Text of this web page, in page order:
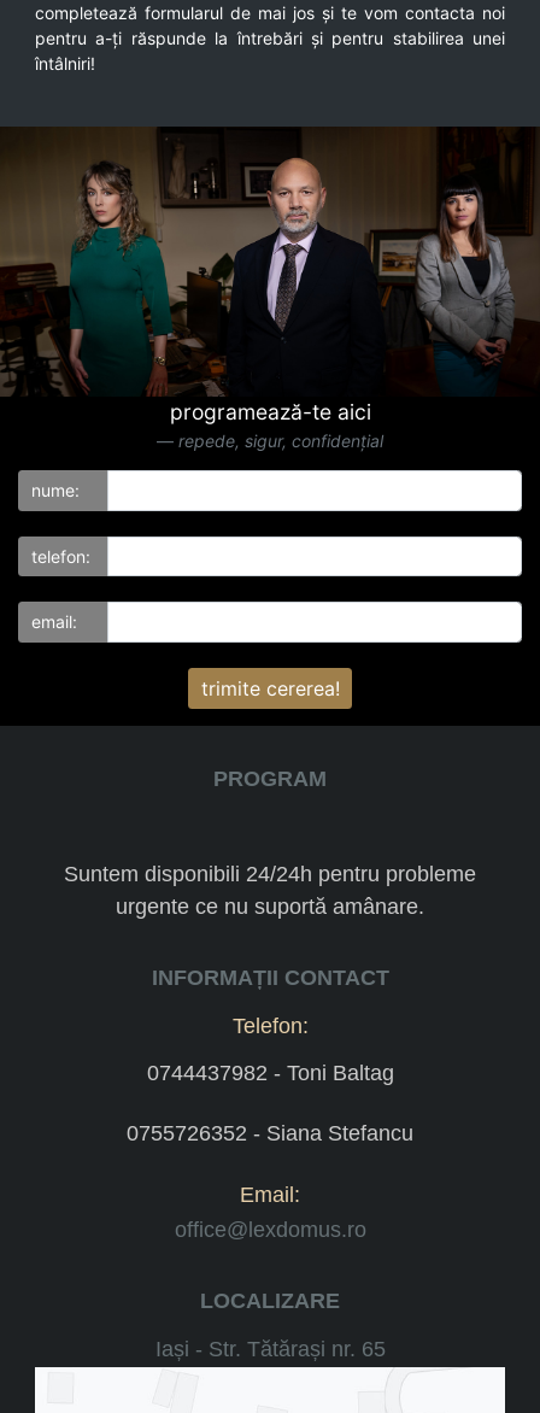
completează formularul de mai jos și te vom contacta noi
pentru a-ți răspunde la întrebări și pentru stabilirea unei
întâlniri!
programează-te aici
repede, sigur, confidențial
nume:
telefon:
email:
trimite cererea!
PROGRAM
Suntem disponibili 24/24h pentru probleme
urgente ce nu suportă amânare.
INFORMAȚII CONTACT
Telefon:
0744437982 - Toni Baltag
0755726352 - Siana Stefancu
Email:
office@lexdomus.ro
LOCALIZARE
Iași - Str. Tătărași nr. 65